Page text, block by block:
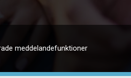
meddelandefunktioner